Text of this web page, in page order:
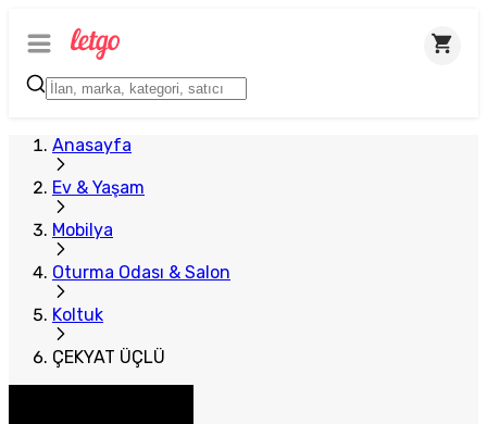
Anasayfa
Ev & Yaşam
Mobilya
Oturma Odası & Salon
Koltuk
ÇEKYAT ÜÇLÜ